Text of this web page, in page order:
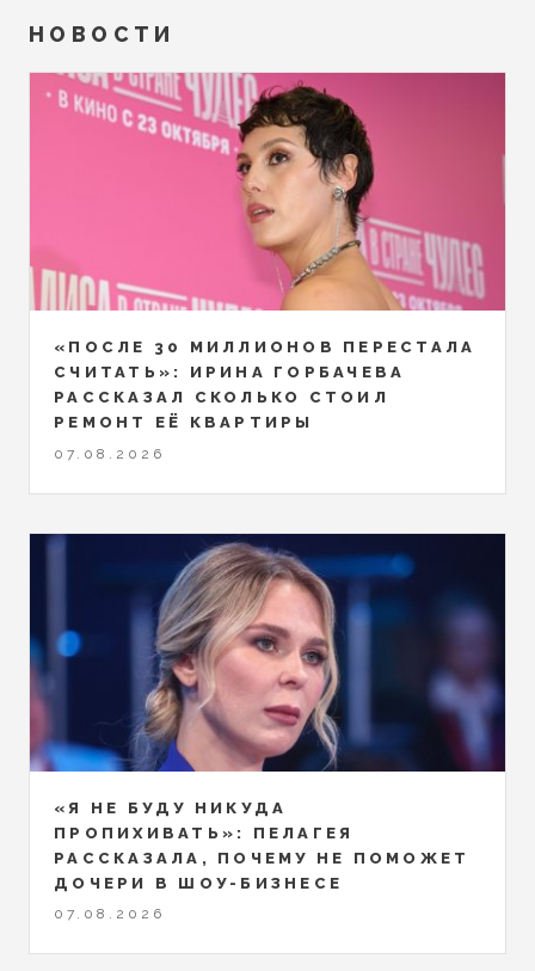
НОВОСТИ
«ПОСЛЕ 30 МИЛЛИОНОВ ПЕРЕСТАЛА
СЧИТАТЬ»: ИРИНА ГОРБАЧЕВА
РАССКАЗАЛ СКОЛЬКО СТОИЛ
РЕМОНТ ЕЁ КВАРТИРЫ
07.08.2026
«Я НЕ БУДУ НИКУДА
ПРОПИХИВАТЬ»: ПЕЛАГЕЯ
РАССКАЗАЛА, ПОЧЕМУ НЕ ПОМОЖЕТ
ДОЧЕРИ В ШОУ-БИЗНЕСЕ
07.08.2026